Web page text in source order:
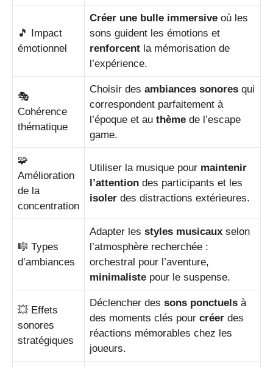
🎵 Impact
émotionnel
Créer une bulle immersive où les
sons guident les émotions et
renforcent la mémorisation de
l’expérience.
🎭
Cohérence
thématique
Choisir des ambiances sonores qui
correspondent parfaitement à
l’époque et au thème de l’escape
game.
🧩
Amélioration
de la
concentration
Utiliser la musique pour maintenir
l’attention des participants et les
isoler des distractions extérieures.
🎼 Types
d’ambiances
Adapter les styles musicaux selon
l’atmosphère recherchée :
orchestral pour l’aventure,
minimaliste pour le suspense.
💥 Effets
sonores
stratégiques
Déclencher des sons ponctuels à
des moments clés pour créer des
réactions mémorables chez les
joueurs.